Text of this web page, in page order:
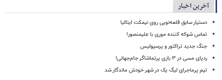
آخرین اخبار
دستیار سابق قلعه‌نویی روی نیمکت ایتالیا
تماس شوکه کننده موری با علیمنصور!
جنگ جدید تراکتور و پرسپولیس
ردپای مسی در ۳ بازی پرتماشاگر جام‌جهانی!
تیم پرماجرای لیگ یک در شهر خودش ماندگار شد